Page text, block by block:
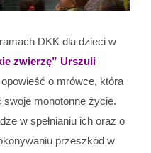
DKK dla dzieci w
zwierzę” Urszuli
o mrówce, która
monotonne życie.
w spełnianiu ich oraz o
przeszkód w